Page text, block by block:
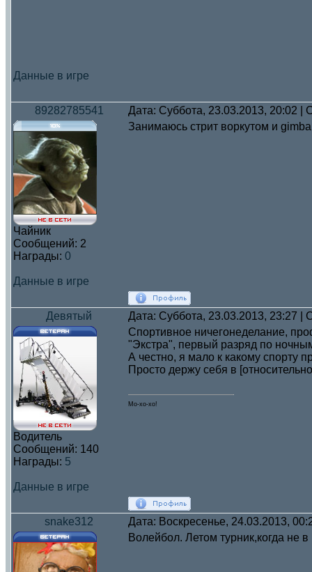
Данные в игре
89282785541 Дата: Суббота, 23.03.2013, 20:02
Чайник
Сообщений: 2
Награды: 0
Данные в игре
Занимаюсь стрит воркутом и
Девятый Дата: Суббота, 23.03.2013, 23:27
Водитель
Сообщений: 140
Награды: 5
Данные в игре
Спортивное ничегонеделание,
"Экстра", первый разряд по
А честно, я мало к какому спорту
Просто держу себя в
Мо-хо-хо!
snake312 Дата: Воскресенье, 24.03.2013,
Волейбол. Летом турник,когда не